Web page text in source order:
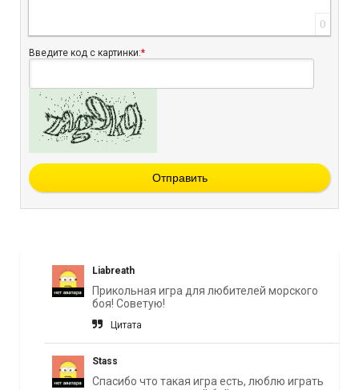
0
Введите код с картинки:*
Отправить
Liabreath
Прикольная игра для любителей морского
боя! Советую!
Цитата
Stass
Спасибо что такая игра есть, люблю играть